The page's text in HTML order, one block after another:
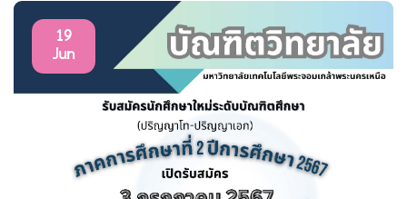
19
Jun